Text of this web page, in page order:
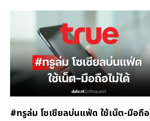
#ทรูล่ม โซเชียลบ่นแฟ่ด ใช้เน็ต-มือถือ